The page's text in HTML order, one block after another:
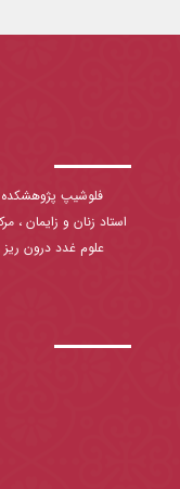
فلوشیپ
استاد زنان و زایمان ،
علوم غدد درون